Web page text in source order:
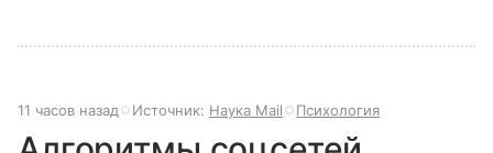
11 часов назад Источник: Наука Mail Психология